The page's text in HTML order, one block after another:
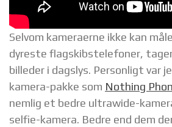
Selvom kameraerne ikke kan
dyreste flagskibstelefoner,
billeder i dagslys. Personligt var
kamera-pakke som Nothing
nemlig et bedre ultrawide-
selfie-kamera. Bedre end dem